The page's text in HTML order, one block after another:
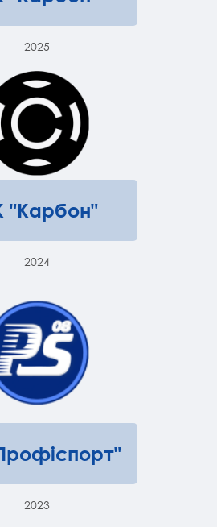
2025
"Карбон"
2024
2023